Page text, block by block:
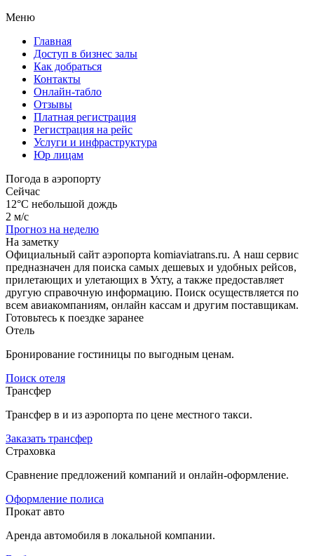
Меню
Главная
Доступ в бизнес залы
Как добраться
Контакты
Онлайн-табло
Отзывы
Платная регистрация
Регистрация на рейс
Услуги и инфраструктура
Юр лицам
Погода в аэропорту
Сейчас
12°C небольшой дождь
2 м/с
Прогноз на неделю
На заметку
Официальный сайт аэропорта komiaviatrans.ru. А наш сервис
предназначен для поиска самых дешевых и удобных рейсов,
прилетающих и улетающих в Ухту, а также предоставляет
другую справочную информацию. Поиск осуществляется по
всем авиакомпаниям, онлайн кассам и другим поставщикам.
Готовьтесь к поездке заранее
Отель
Бронирование гостиницы по выгодным ценам.
Поиск отеля
Трансфер
Трансфер в и из аэропорта по цене местного такси.
Заказать трансфер
Страховка
Сравнение предложений компаний и онлайн-оформление.
Оформление полиса
Прокат авто
Аренда автомобиля в локальной компании.